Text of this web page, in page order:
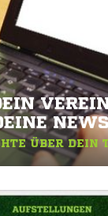
ÜBER DEIN